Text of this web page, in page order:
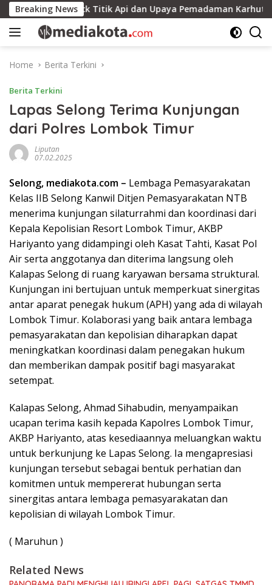
Skip
to
content
Breaking News
Check Titik Api dan Upaya Pemadaman Karhutla di Desa
Home Berita Terkini
Berita Terkini
Lapas Selong Terima Kunjungan
dari Polres Lombok Timur
Liputan
07.02.2025
Selong, mediakota.com – Lembaga Pemasyarakatan
Kelas IIB Selong Kanwil Ditjen Pemasyarakatan NTB
menerima kunjungan silaturrahmi dan koordinasi dari
Kepala Kepolisian Resort Lombok Timur, AKBP
Hariyanto yang didampingi oleh Kasat Tahti, Kasat Pol
Air serta anggotanya dan diterima langsung oleh
Kalapas Selong di ruang karyawan bersama struktural.
Kunjungan ini bertujuan untuk memperkuat sinergitas
antar aparat penegak hukum (APH) yang ada di wilayah
Lombok Timur. Kolaborasi yang baik antara lembaga
pemasyarakatan dan kepolisian diharapkan dapat
meningkatkan koordinasi dalam penegakan hukum
dan memberikan dampak positif bagi masyarakat
setempat.
Kalapas Selong, Ahmad Sihabudin, menyampaikan
ucapan terima kasih kepada Kapolres Lombok Timur,
AKBP Hariyanto, atas kesediaannya meluangkan waktu
untuk berkunjung ke Lapas Selong. Ia mengapresiasi
kunjungan tersebut sebagai bentuk perhatian dan
komitmen untuk mempererat hubungan serta
sinergitas antara lembaga pemasyarakatan dan
kepolisian di wilayah Lombok Timur.
( Maruhun )
Related News